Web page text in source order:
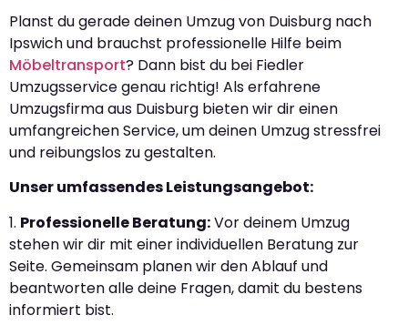
Planst du gerade deinen Umzug von Duisburg nach
Ipswich und brauchst professionelle Hilfe beim
Möbeltransport? Dann bist du bei Fiedler
Umzugsservice genau richtig! Als erfahrene
Umzugsfirma aus Duisburg bieten wir dir einen
umfangreichen Service, um deinen Umzug stressfrei
und reibungslos zu gestalten.
Unser umfassendes Leistungsangebot:
1. Professionelle Beratung:Vor deinem Umzug
stehen wir dir mit einer individuellen Beratung zur
Seite. Gemeinsam planen wir den Ablauf und
beantworten alle deine Fragen, damit du bestens
informiert bist.